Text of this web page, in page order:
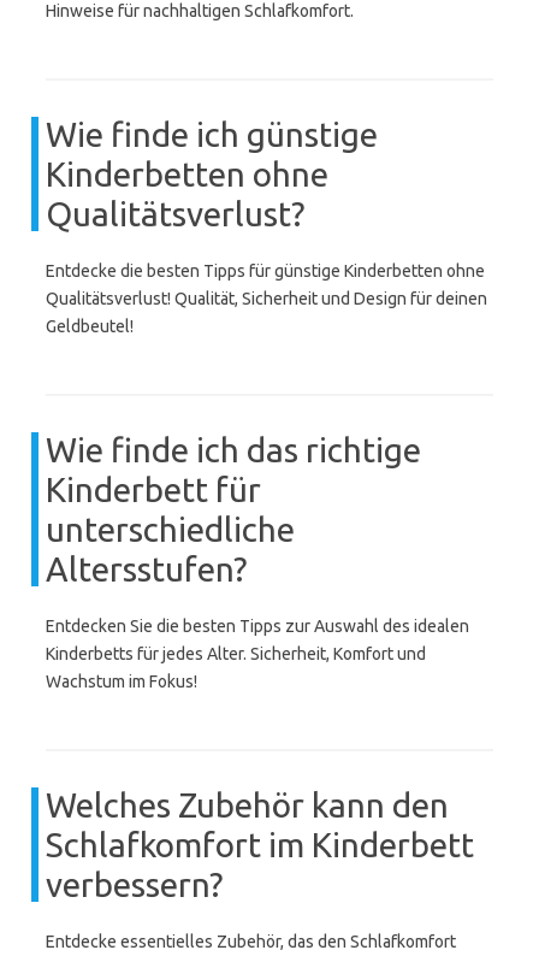
Hinweise für nachhaltigen Schlafkomfort.
Wie finde ich günstige
Kinderbetten ohne
Qualitätsverlust?
Entdecke die besten Tipps für günstige Kinderbetten ohne
Qualitätsverlust! Qualität, Sicherheit und Design für deinen
Geldbeutel!
Wie finde ich das richtige
Kinderbett für
unterschiedliche
Altersstufen?
Entdecken Sie die besten Tipps zur Auswahl des idealen
Kinderbetts für jedes Alter. Sicherheit, Komfort und
Wachstum im Fokus!
Welches Zubehör kann den
Schlafkomfort im Kinderbett
verbessern?
Entdecke essentielles Zubehör, das den Schlafkomfort